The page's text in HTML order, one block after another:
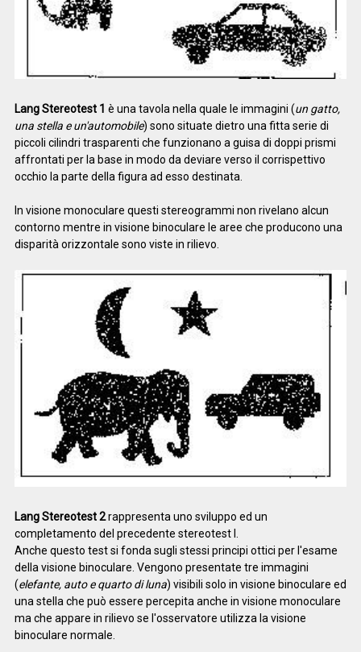
Lang Stereotest 1 è una tavola nella quale le immagini (un gatto,
una stella e un'automobile) sono situate dietro una fitta serie di
piccoli cilindri trasparenti che funzionano a guisa di doppi prismi
affrontati per la base in modo da deviare verso il corrispettivo
occhio la parte della figura ad esso destinata.
In visione monoculare questi stereogrammi non rivelano alcun
contorno mentre in visione binoculare le aree che producono una
disparità orizzontale sono viste in rilievo.
Lang Stereotest 2rappresenta uno sviluppo ed un
completamento del precedente stereotest I.
Anche questo test si fonda sugli stessi principi ottici per l'esame
della visione binoculare. Vengono presentate tre immagini
(elefante, auto e quarto di luna) visibili solo in visione binoculare ed
una stella che può essere percepita anche in visione monoculare
ma che appare in rilievo se l'osservatore utilizza la visione
binoculare normale.